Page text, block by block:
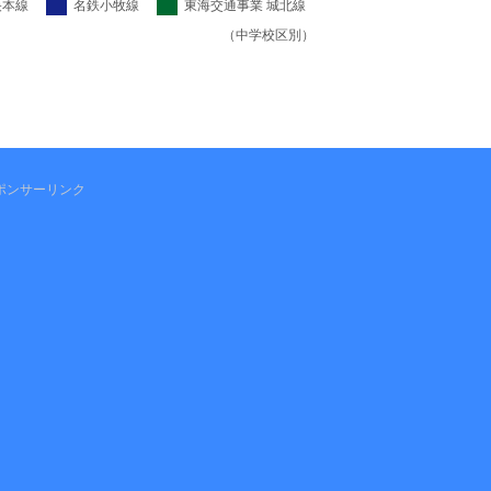
線 名鉄小牧線
東海交通事業 城北線
（中学校区別）
ンサーリンク